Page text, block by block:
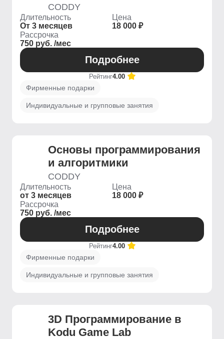
CODDY
Длительность
От 3 месяцев
Цена
18 000 ₽
Рассрочка
750 руб. /мес
Подробнее
Рейтинг4.00
Фирменные подарки
Индивидуальные и групповые занятия
Основы программирования
и алгоритмики
CODDY
Длительность
от 3 месяцев
Цена
18 000 ₽
Рассрочка
750 руб. /мес
Подробнее
Рейтинг4.00
Фирменные подарки
Индивидуальные и групповые занятия
3D Программирование в
Kodu Game Lab